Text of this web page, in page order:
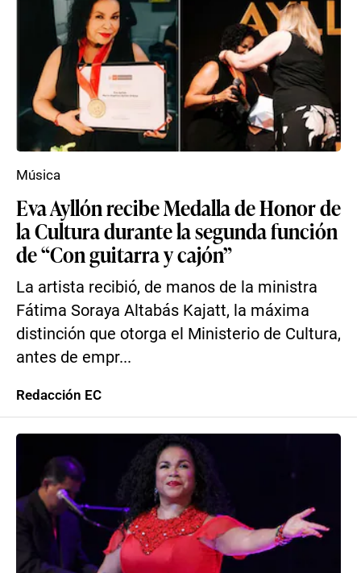
Eva Ayllón recibe Medalla de Honor de
la Cultura durante la segunda función
de “Con guitarra y cajón”
La artista recibió, de manos de la ministra
Fátima Soraya Altabás Kajatt, la máxima
distinción que otorga el Ministerio de Cultura,
antes de empr...
Música
Redacción EC